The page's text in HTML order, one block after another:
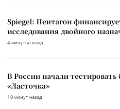
Spiegel: Пентагон
исследования двойного
4 минуты назад
В России начали
«Ласточка»
10 минут назад